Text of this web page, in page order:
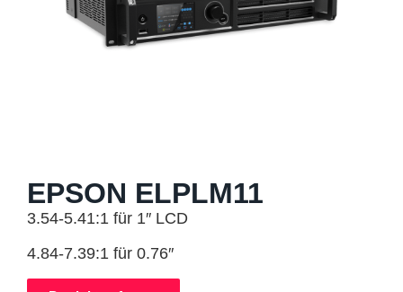
EPSON ELPLM11
3.54-5.41:1 für 1″ LCD
4.84-7.39:1 für 0.76″